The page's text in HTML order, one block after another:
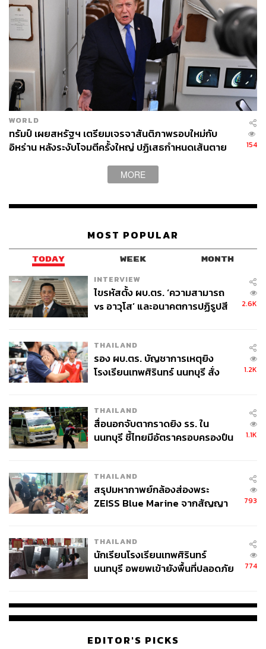
249
ABOUT THE AUTHOR
THE STANDARD TEAM
กองบรรณาธิการ THE STANDARD
WORLD
ทรัมป์ เผยสหรัฐฯ เตรียมเจรจาสันติภาพรอบใหม่กับ
อิหร่าน หลังระงับโจมตีครั้งใหญ่ ปฏิเสธกำหนดเส้นตาย
154
MORE
MOST POPULAR
TODAY WEEK MONTH
INTERVIEW
ไขรหัสตั้ง ผบ.ตร. ‘ความสามารถ
vs อาวุโส’ และอนาคตการปฏิรูปสี
2.6K
THAILAND
รอง ผบ.ตร. บัญชาการเหตุยิง
โรงเรียนเทพศิรินทร์ นนทบุรี สั่ง
1.2K
THAILAND
สื่อนอกจับตากราดยิง รร. ใน
นนทบุรี ชี้ไทยมีอัตราครอบครองปืน
1.1K
THAILAND
สรุปมหากาพย์กล้องส่องพระ
ZEISS Blue Marine จากสัญญา
จ่ายหนี้-แอบระบุแบรนด์
793
THAILAND
นักเรียนโรงเรียนเทพศิรินทร์
นนทบุรี อพยพเข้ายังพื้นที่ปลอดภัย
774
EDITOR'S PICKS